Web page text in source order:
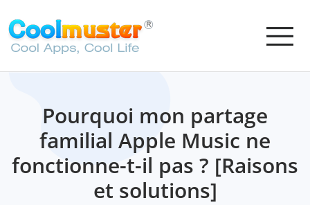
Pourquoi mon partage
familial Apple Music ne
fonctionne-t-il pas ? [Raisons
et solutions]